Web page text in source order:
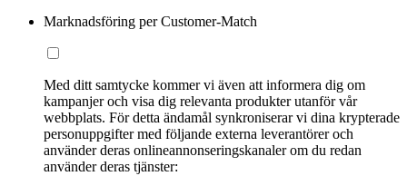
Marknadsföring per Customer-Match
Med ditt samtycke kommer vi även att informera dig om
kampanjer och visa dig relevanta produkter utanför vår
webbplats. För detta ändamål synkroniserar vi dina krypterade
personuppgifter med följande externa leverantörer och
använder deras onlineannonseringskanaler om du redan
använder deras tjänster: